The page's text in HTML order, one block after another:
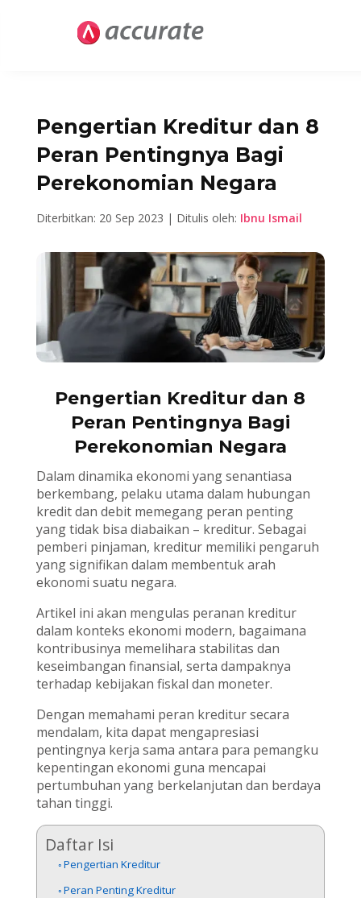
Pengertian Kreditur dan 8
Peran Pentingnya Bagi
Perekonomian Negara
Diterbitkan: 20 Sep 2023 | Ditulis oleh: Ibnu Ismail
Pengertian Kreditur dan 8
Peran Pentingnya Bagi
Perekonomian Negara
Dalam dinamika ekonomi yang senantiasa
berkembang, pelaku utama dalam hubungan
kredit dan debit memegang peran penting
yang tidak bisa diabaikan – kreditur. Sebagai
pemberi pinjaman, kreditur memiliki pengaruh
yang signifikan dalam membentuk arah
ekonomi suatu negara.
Artikel ini akan mengulas peranan kreditur
dalam konteks ekonomi modern, bagaimana
kontribusinya memelihara stabilitas dan
keseimbangan finansial, serta dampaknya
terhadap kebijakan fiskal dan moneter.
Dengan memahami peran kreditur secara
mendalam, kita dapat mengapresiasi
pentingnya kerja sama antara para pemangku
kepentingan ekonomi guna mencapai
pertumbuhan yang berkelanjutan dan berdaya
tahan tinggi.
Daftar Isi
Pengertian Kreditur
Peran Penting Kreditur